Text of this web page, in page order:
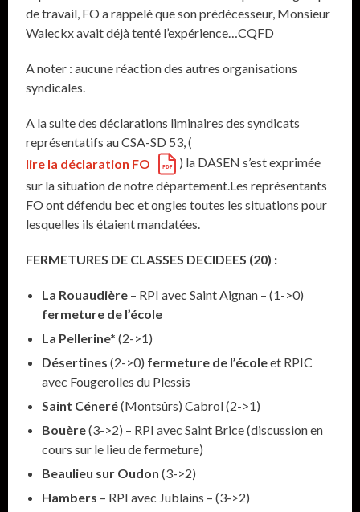
de travail, FO a rappelé que son prédécesseur, Monsieur
Waleckx avait déjà tenté l’expérience…CQFD
A noter : aucune réaction des autres organisations
syndicales.
A la suite des déclarations liminaires des syndicats
représentatifs au CSA-SD 53, (
lire la déclaration FO
) la DASEN s’est exprimée
sur la situation de notre département.Les représentants
FO ont défendu bec et ongles toutes les situations pour
lesquelles ils étaient mandatées.
FERMETURES DE CLASSES DECIDEES (20) :
La Rouaudière – RPI avec Saint Aignan – (1->0)
fermeture de l’école
La Pellerine* (2->1)
Désertines (2->0) fermeture de l’écoleet RPIC
avec Fougerolles du Plessis
Saint Céneré(Montsûrs) Cabrol (2->1)
Bouère(3->2) – RPI avec Saint Brice (discussion en
cours sur le lieu de fermeture)
Beaulieu sur Oudon (3->2)
Hambers – RPI avec Jublains – (3->2)